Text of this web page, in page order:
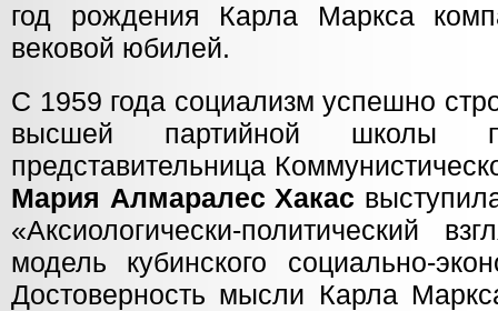
год рождения Карла Маркса
вековой юбилей.
С 1959 года социализм успешно
высшей партийной школы
представительница
Мария Алмаралес Хакас
«Аксиологически-политический
модель кубинского социально-
Достоверность мысли Карла